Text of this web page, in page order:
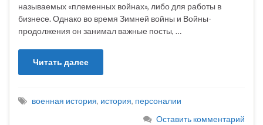
называемых «племенных войнах», либо для работы в
бизнесе. Однако во время Зимней войны и Войны-
продолжения он занимал важные посты, …
Читать далее
военная история, история, персоналии
Оставить комментарий